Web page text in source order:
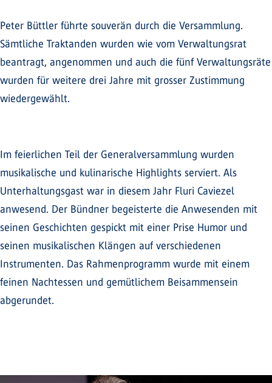
Peter Büttler führte souverän durch die Versammlung.
Sämtliche Traktanden wurden wie vom Verwaltungsrat
beantragt, angenommen und auch die fünf Verwaltungsräte
wurden für weitere drei Jahre mit grosser Zustimmung
wiedergewählt.
Im feierlichen Teil der Generalversammlung wurden
musikalische und kulinarische Highlights serviert. Als
Unterhaltungsgast war in diesem Jahr Fluri Caviezel
anwesend. Der Bündner begeisterte die Anwesenden mit
seinen Geschichten gespickt mit einer Prise Humor und
seinen musikalischen Klängen auf verschiedenen
Instrumenten. Das Rahmenprogramm wurde mit einem
feinen Nachtessen und gemütlichem Beisammensein
abgerundet.